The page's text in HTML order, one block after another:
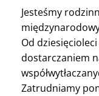
Jesteśmy
Od
dostarczaniem
Zatrudniamy